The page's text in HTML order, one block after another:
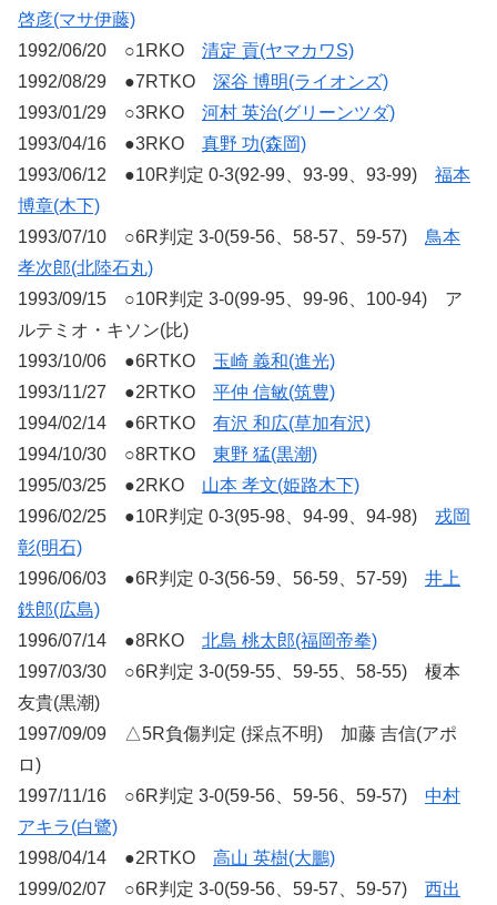
啓彦(マサ伊藤)
1992/06/20 ○1RKO 清定 貢(ヤマカワS)
1992/08/29 ●7RTKO 深谷 博明(ライオンズ)
1993/01/29 ○3RKO 河村 英治(グリーンツダ)
1993/04/16 ●3RKO 真野 功(森岡)
1993/06/12 ●10R判定 0-3(92-99、93-99、93-99) 福本
博章(木下)
1993/07/10 ○6R判定 3-0(59-56、58-57、59-57) 鳥本
孝次郎(北陸石丸)
1993/09/15 ○10R判定 3-0(99-95、99-96、100-94) ア
ルテミオ・キソン(比)
1993/10/06 ●6RTKO 玉崎 義和(進光)
1993/11/27 ●2RTKO 平仲 信敏(筑豊)
1994/02/14 ●6RTKO 有沢 和広(草加有沢)
1994/10/30 ○8RTKO 東野 猛(黒潮)
1995/03/25 ●2RKO 山本 孝文(姫路木下)
1996/02/25 ●10R判定 0-3(95-98、94-99、94-98) 戎岡
彰(明石)
1996/06/03 ●6R判定 0-3(56-59、56-59、57-59) 井上
鉄郎(広島)
1996/07/14 ●8RKO 北島 桃太郎(福岡帝拳)
1997/03/30 ○6R判定 3-0(59-55、59-55、58-55) 榎本
友貴(黒潮)
1997/09/09 △5R負傷判定 (採点不明) 加藤 吉信(アポ
ロ)
1997/11/16 ○6R判定 3-0(59-56、59-56、59-57) 中村
アキラ(白鷺)
1998/04/14 ●2RTKO 高山 英樹(大鵬)
1999/02/07 ○6R判定 3-0(59-56、59-57、59-57) 西出